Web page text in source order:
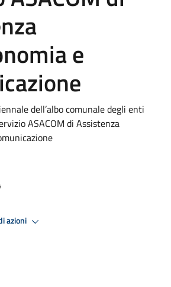
e
dell’albo comunale degli enti
ASACOM di Assistenza
azioni